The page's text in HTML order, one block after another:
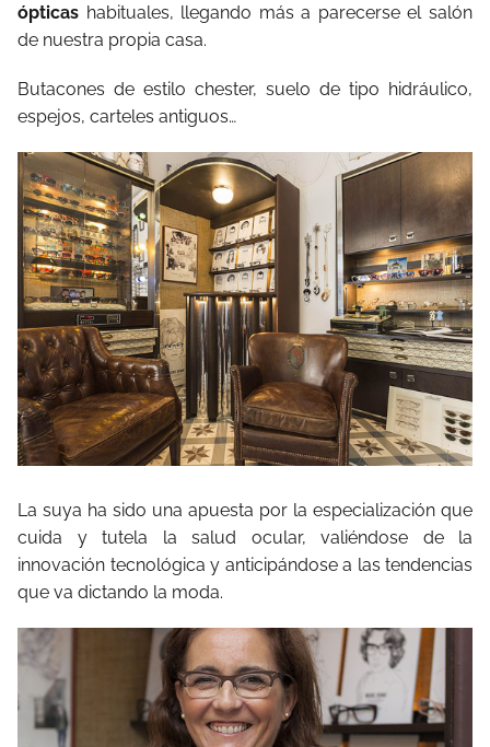
ópticas habituales, llegando más a parecerse el salón
de nuestra propia casa.
Butacones de estilo chester, suelo de tipo hidráulico,
espejos, carteles antiguos…
La suya ha sido una apuesta por la especialización que
cuida y tutela la salud ocular, valiéndose de la
innovación tecnológica y anticipándose a las tendencias
que va dictando la moda.